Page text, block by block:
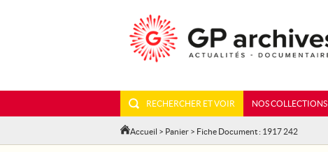
RECHERCHER ET VOIR NOS COLLECTIONS
Accueil > Panier > Fiche Document : 1917 242